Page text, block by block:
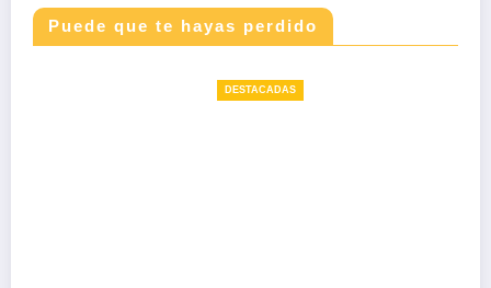
Puede que te hayas perdido